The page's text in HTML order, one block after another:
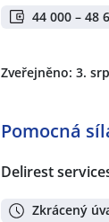
44 000 – 48
Zveřejněno: 3.
Pomocná
Delirest
Zkrácený